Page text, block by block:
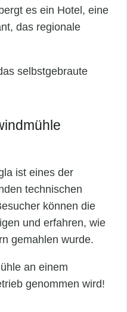
es ein Hotel, eine
das regionale
selbstgebraute
ist eines der
technischen
können die
und erfahren, wie
gemahlen wurde.
an einem
genommen wird!